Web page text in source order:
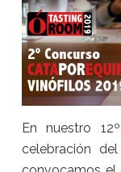
En nuestro
celebración del